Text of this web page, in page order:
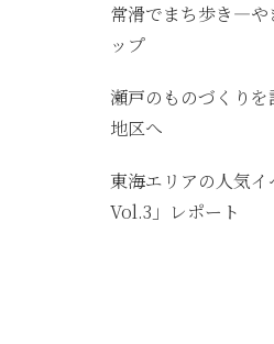
常滑でまち歩き―や
ップ
瀬戸のものづくり
地区へ
東海エリアの人気
Vol.3」レポート